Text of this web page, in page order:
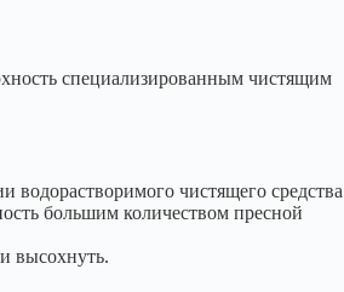
специализированным чистящим
водорастворимого чистящего средства
большим количеством пресной
высохнуть.